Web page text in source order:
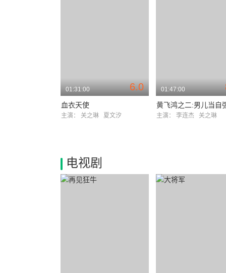
6.0
01:31:00
血衣天使
主演： 关之琳 夏文汐
01:47:00
黄飞鸿之二:男儿当自
主演： 李连杰 关之琳
电视剧